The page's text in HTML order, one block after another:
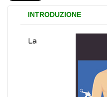
INTRODUZIONE
La